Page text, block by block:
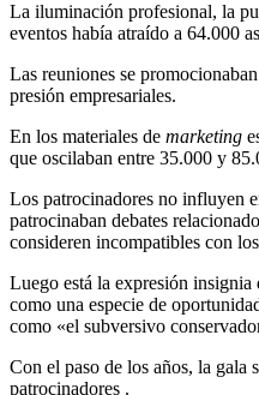
La iluminación profesional, la
eventos había atraído a 64.000
Las reuniones se
presión empresariales.
En los materiales de marketing
que oscilaban entre 35.000 y
Los patrocinadores no influyen
patrocinaban debates
consideren incompatibles con
Luego está la expresión insignia
como una especie de
como «el subversivo
Con el paso de los años, la gala
patrocinadores .